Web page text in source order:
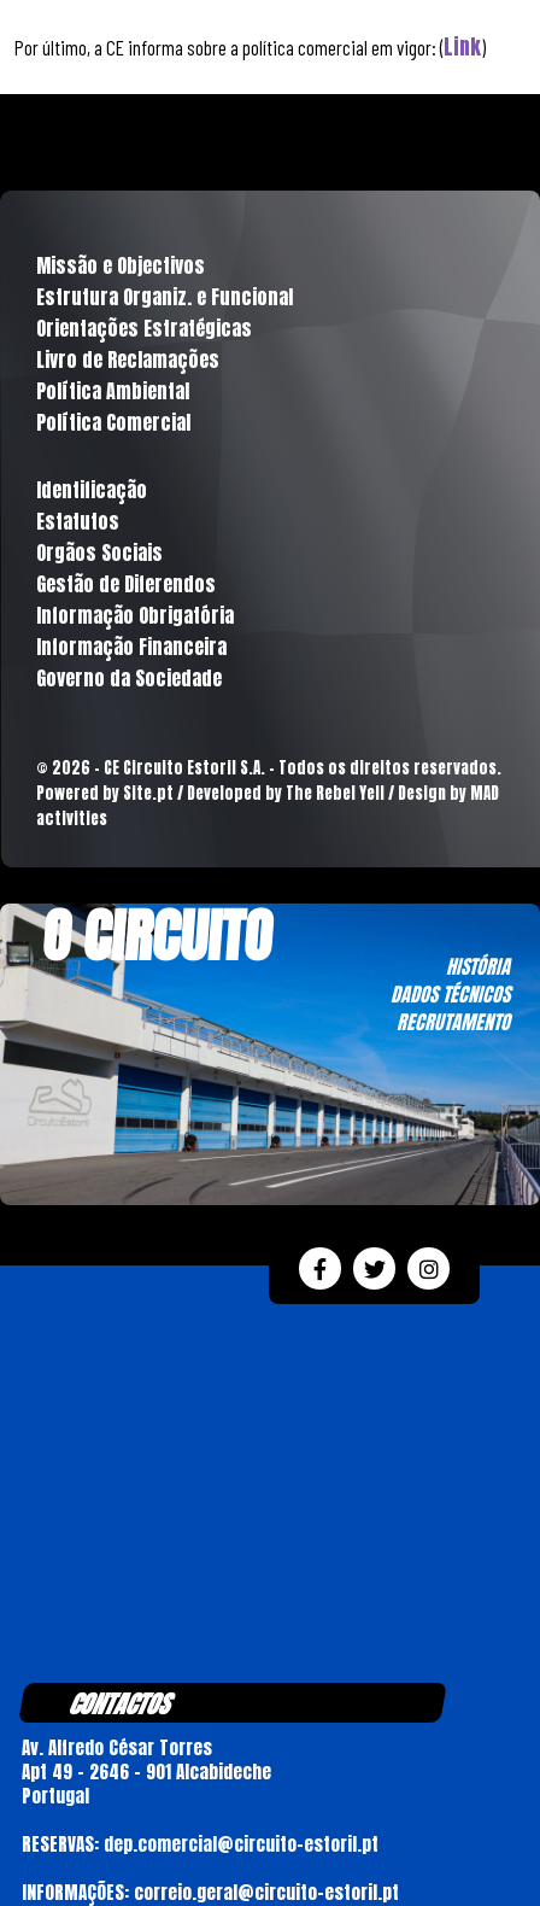
Por último, a CE informa sobre a política comercial em vigor: (Link)
Missão e Objectivos
Estrutura Organiz. e Funcional
Orientações Estratégicas
Livro de Reclamações
Política Ambiental
Política Comercial
Identificação
Estatutos
Orgãos Sociais
Gestão de Diferendos
Informação Obrigatória
Informação Financeira
Governo da Sociedade
© 2026 - CE Circuito Estoril S.A. - Todos os direitos reservados.
Powered by Site.pt / Developed by The Rebel Yell / Design by MAD
activities
O CIRCUITO
HISTÓRIA
DADOS TÉCNICOS
RECRUTAMENTO
CONTACTOS
Av. Alfredo César Torres
Apt 49 - 2646 - 901 Alcabideche
Portugal
RESERVAS: dep.comercial@circuito-estoril.pt
INFORMAÇÕES: correio.geral@circuito-estoril.pt